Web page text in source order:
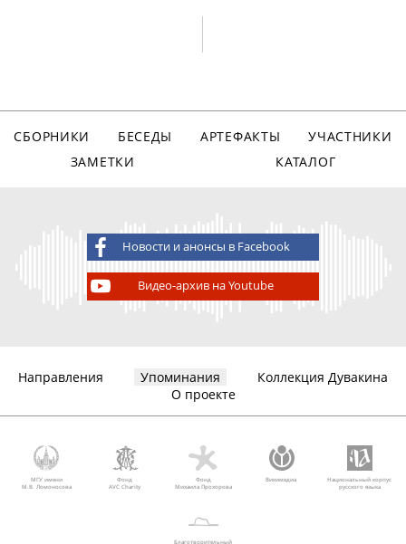
СБОРНИКИ БЕСЕДЫ АРТЕФАКТЫ
УЧАСТНИКИ
ЗАМЕТКИ
КАТАЛОГ
Новости и анонсы в Facebook
Видео-архив на Youtube
Направления Упоминания
Коллекция Дувакина
О проекте
МГУ имени
М.В. Ломоносова
Фонд
AVC Charity
Фонд
Михаила Прохорова
Викимедиа
Национальный корпус
русского языка
Благотворительный